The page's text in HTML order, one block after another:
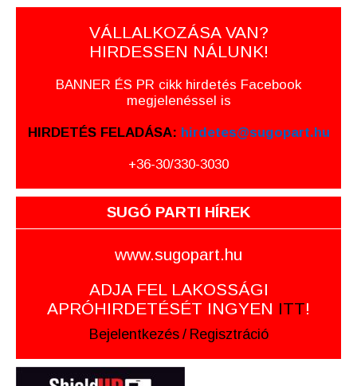
VÁLLALKOZÁSA VAN?
HIRDESSEN NÁLUNK!
BANNER ÉS PR cikk hirdetés Facebook
megjelenéssel is
HIRDETÉS FELADÁSA: hirdetes@sugopart.hu
+36-30/330-3030
SUGÓ PARTI HÍREK
www.sugopart.hu
ADJA FEL LAKOSSÁGI
APRÓHIRDETÉSÉT INGYEN ITT!
Bejelentkezés / Regisztráció